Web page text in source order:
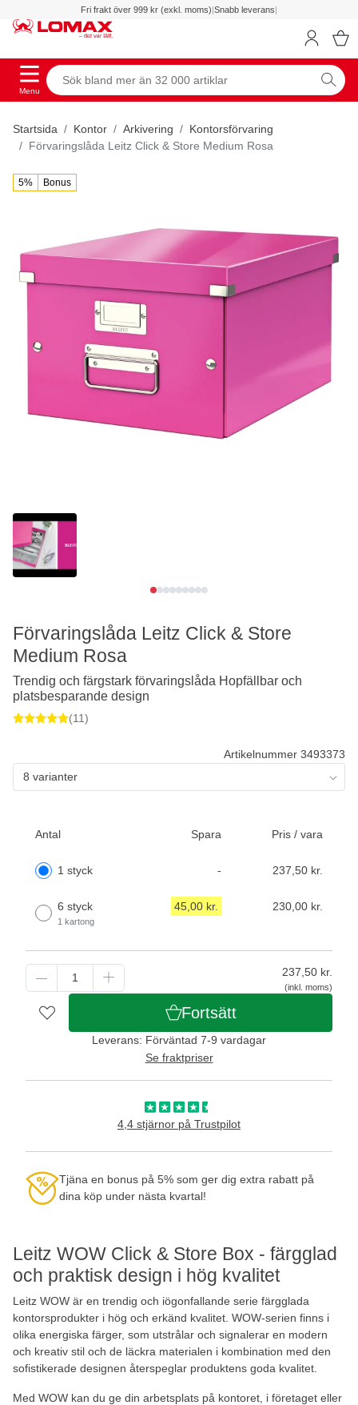
Fri frakt över 999 kr (exkl. moms)|Snabb leverans|
Menu
Startsida Kontor Arkivering
Kontorsförvaring
Förvaringslåda Leitz Click & Store Medium Rosa
5% Bonus
Leitz WOW Click & Store Box - färgglad
och praktisk design i hög kvalitet
Leitz WOW är en trendig och iögonfallande serie färgglada
kontorsprodukter i hög och erkänd kvalitet. WOW-serien finns i
olika energiska färger, som utstrålar och signalerar en modern
och kreativ stil och de läckra materialen i kombination med den
sofistikerade designen återspeglar produktens goda kvalitet.
Med WOW kan du ge din arbetsplats på kontoret, i företaget eller
Artikelnummer 3493373
8 varianter
Antal Spara Pris / vara
1 styck - 237,50 kr.
6 styck
1 kartong
45,00 kr. 230,00 kr.
237,50 kr.
(inkl. moms)
Fortsätt
Leverans: Förväntad 7-9 vardagar
Se fraktpriser
4,4 stjärnor på Trustpilot
Tjäna en bonus på 5% som ger dig extra rabatt på
dina köp under nästa kvartal!
Förvaringslåda Leitz Click & Store
Medium Rosa
Trendig och färgstark förvaringslåda Hopfällbar och
platsbesparande design
(11)